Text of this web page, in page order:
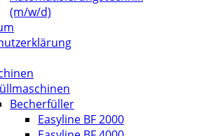
(m/w/d)
Becherfüller
Easyline BF 2000